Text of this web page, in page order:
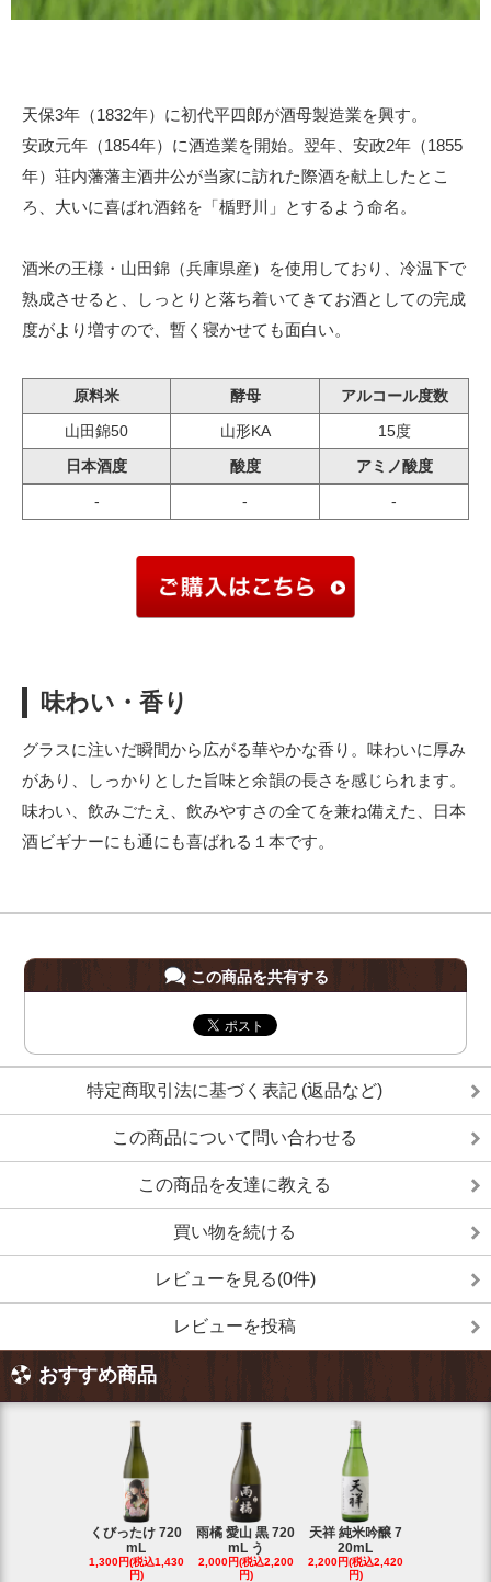
天保3年（1832年）に初代平四郎が酒母製造業を興す。
安政元年（1854年）に酒造業を開始。翌年、安政2年（1855
年）荘内藩藩主酒井公が当家に訪れた際酒を献上したとこ
ろ、大いに喜ばれ酒銘を「楯野川」とするよう命名。
酒米の王様・山田錦（兵庫県産）を使用しており、冷温下で
熟成させると、しっとりと落ち着いてきてお酒としての完成
度がより増すので、暫く寝かせても面白い。
原料米 酵母
アルコール度数
山田錦50
山形KA
15度
日本酒度
酸度
アミノ酸度
-
- -
味わい・香り
グラスに注いだ瞬間から広がる華やかな香り。味わいに厚み
があり、しっかりとした旨味と余韻の長さを感じられます。
味わい、飲みごたえ、飲みやすさの全てを兼ね備えた、日本
酒ビギナーにも通にも喜ばれる１本です。
この商品を共有する
特定商取引法に基づく表記 (返品など)
この商品について問い合わせる
この商品を友達に教える
買い物を続ける
レビューを見る(0件)
レビューを投稿
おすすめ商品
くびったけ 720
mL
1,300円(税込1,430
円)
雨橘 愛山 黒 720
mL う
2,000円(税込2,200
円)
天祥 純米吟醸 7
20mL
2,200円(税込2,420
円)